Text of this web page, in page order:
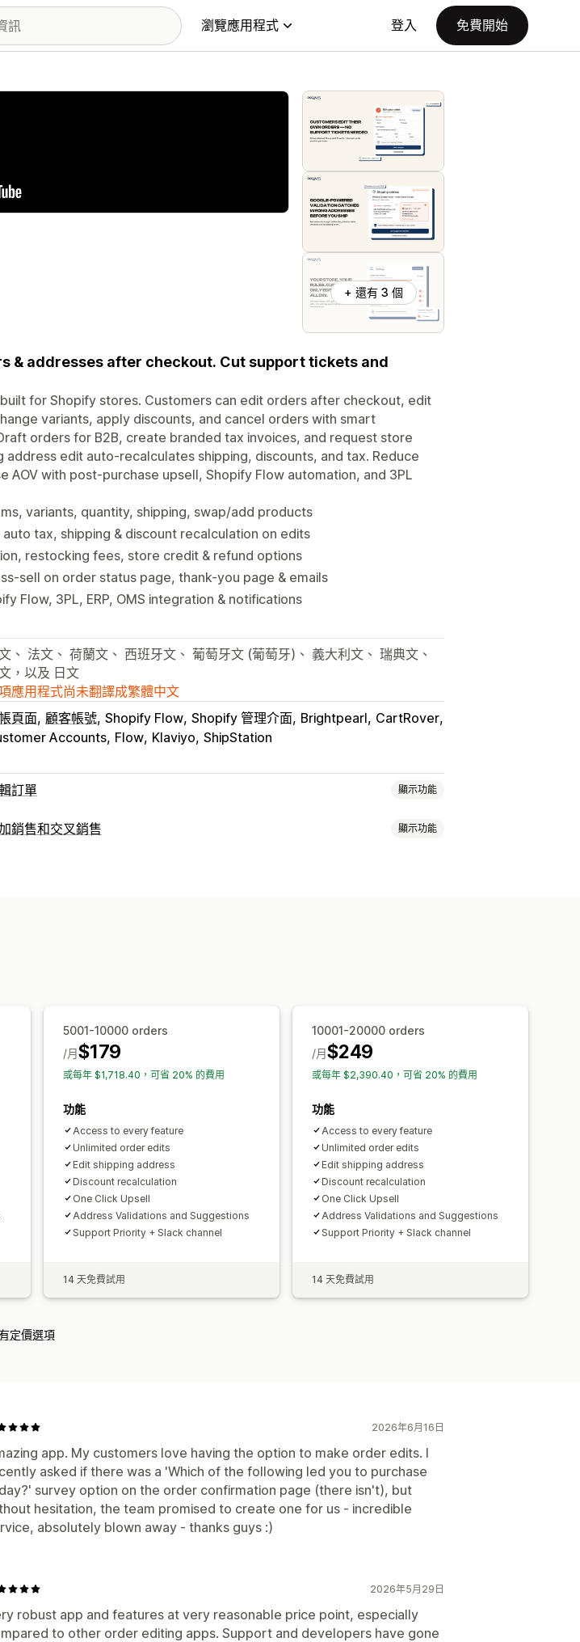
瀏覽應用程式 登入 免費開始
+ 還有 3 個
& addresses after checkout. Cut support tickets and
for Shopify stores. Customers can edit orders after checkout, edit
variants, apply discounts, and cancel orders with smart
orders for B2B, create branded tax invoices, and request store
address edit auto-recalculates shipping, discounts, and tax. Reduce
AOV with post-purchase upsell, Shopify Flow automation, and 3PL
variants, quantity, shipping, swap/add products
tax, shipping & discount recalculation on edits
restocking fees, store credit & refund options
sell on order status page, thank-you page & emails
Flow, 3PL, ERP, OMS integration & notifications
、 法文、 荷蘭文、 西班牙文、 葡萄牙文 (葡萄牙)、 義大利文、 瑞典文、
，以及 日文
應用程式尚未翻譯成繁體中文
頁面 顧客帳號 Shopify Flow Shopify 管理介面 Brightpearl CartRover
Accounts Flow Klaviyo ShipStation
訂單 顯示功能
最新資訊
銷售和交叉銷售 顯示功能
推薦成效 最佳化建議
5001-10000 orders
$179
/月
或每年 $1,718.40，可省 20% 的費用
功能
Access to every feature
Unlimited order edits
Edit shipping address
Discount recalculation
One Click Upsell
Address Validations and Suggestions
Support Priority + Slack channel
14 天免費試用
10001-20000 orders
$249
/月
或每年 $2,390.40，可省 20% 的費用
功能
Access to every feature
Unlimited order edits
Edit shipping address
Discount recalculation
One Click Upsell
Address Validations and Suggestions
Support Priority + Slack channel
14 天免費試用
定價選項
2026年6月16日
app. My customers love having the option to make order edits. I
asked if there was a 'Which of the following led you to purchase
survey option on the order confirmation page (there isn't), but
hesitation, the team promised to create one for us - incredible
absolutely blown away - thanks guys :)
2026年5月29日
robust app and features at very reasonable price point, especially
to other order editing apps. Support and developers have gone